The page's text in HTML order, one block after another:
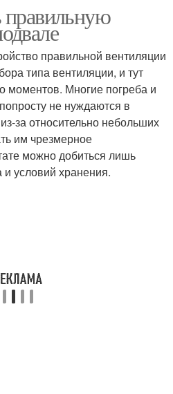
правильную
правильной вентиляции
типа вентиляции, и тут
моментов. Многие погреба и
не нуждаются в
за относительно небольших
им чрезмерное
можно добиться лишь
условий хранения.